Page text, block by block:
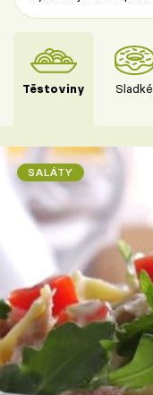
Těstoviny Sladké
SALÁTY